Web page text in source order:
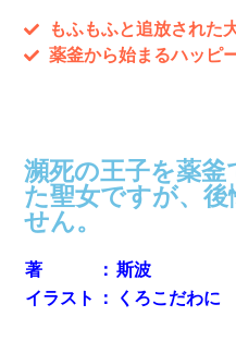
もふもふと追放された
薬釜から始まるハッピ
瀕死の王子を薬
た聖女ですが、
せん。
著 ： 斯波
イラスト
： くろこだわに